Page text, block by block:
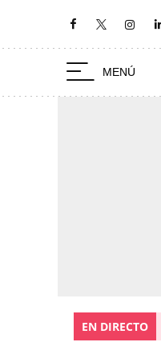
EN DIRECTO